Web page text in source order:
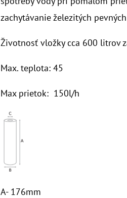
hviezdičiek.
zachytávanie železitých
Životnosť vložky cca 600 litrov
Max. teplota: 45
Max prietok: 150l/h
A- 176mm